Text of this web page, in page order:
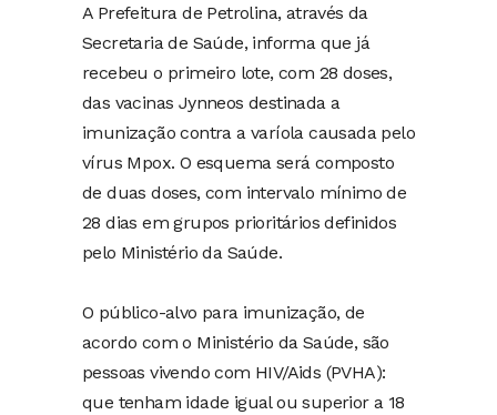
A Prefeitura de Petrolina, através da
Secretaria de Saúde, informa que já
recebeu o primeiro lote, com 28 doses,
das vacinas Jynneos destinada a
imunização contra a varíola causada pelo
vírus Mpox. O esquema será composto
de duas doses, com intervalo mínimo de
28 dias em grupos prioritários definidos
pelo Ministério da Saúde.
O público-alvo para imunização, de
acordo com o Ministério da Saúde, são
pessoas vivendo com HIV/Aids (PVHA):
que tenham idade igual ou superior a 18